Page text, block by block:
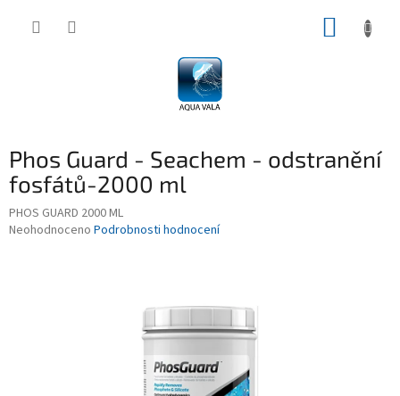
Phos Guard - Seachem - odstranění
fosfátů-2000 ml
PHOS GUARD 2000 ML
Průměrné
Neohodnoceno Podrobnosti hodnocení